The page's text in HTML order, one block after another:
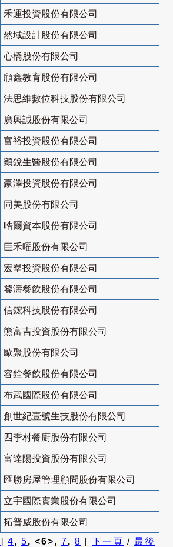
禾運投資股份有限公司
然域設計股份有限公司
心橋股份有限公司
頎鑫教育股份有限公司
法思維數位科技股份有限公司
廣興誠股份有限公司
富裕投資股份有限公司
穎銳生醫股份有限公司
豪澤投資股份有限公司
同美股份有限公司
晧爾資本股份有限公司
巨禾曜股份有限公司
宏羣投資股份有限公司
饕濤餐飲股份有限公司
信鋐科技股份有限公司
熊富吉投資股份有限公司
歐聚股份有限公司
容銓餐飲股份有限公司
布武國際股份有限公司
創世紀壹號生技股份有限公司
四季村餐廚股份有限公司
富達陽投資股份有限公司
匯勝房屋管理顧問股份有限公司
立宇國際實業股份有限公司
拓普威股份有限公司
] 4, 5, <6>, 7, 8 [ 下一頁 / 最後